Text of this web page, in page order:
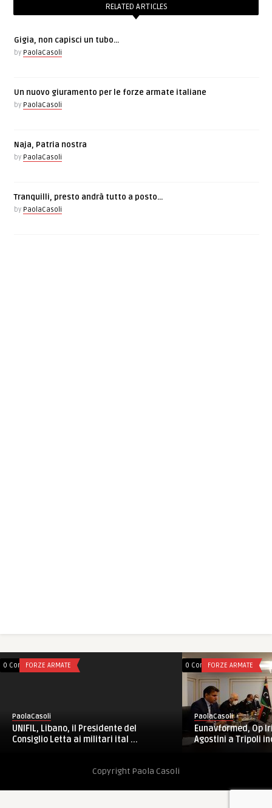
RELATED ARTICLES
Gigia, non capisci un tubo…
by PaolaCasoli
Un nuovo giuramento per le forze armate italiane
by PaolaCasoli
Naja, Patria nostra
by PaolaCasoli
Tranquilli, presto andrà tutto a posto…
by PaolaCasoli
0 CommentsFORZE ARMATE
PaolaCasoli
UNIFIL, Libano, il Presidente del
Consiglio Letta ai militari ital ...
0 CommentsFORZE ARMATE
PaolaCasoli
Eunavformed, Op
Agostini a Tripoli
Copyright Paola Casoli